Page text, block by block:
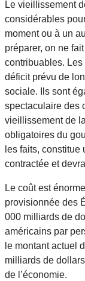
Le vieillissement
considérables
moment ou à un
préparer, on ne
contribuables. Les
déficit prévu de
sociale. Ils sont
spectaculaire des
vieillissement de
obligatoires du
les faits,
contractée et
Le coût est
provisionnée des
000 milliards de
américains par
le montant actuel
milliards de
de l’économie.